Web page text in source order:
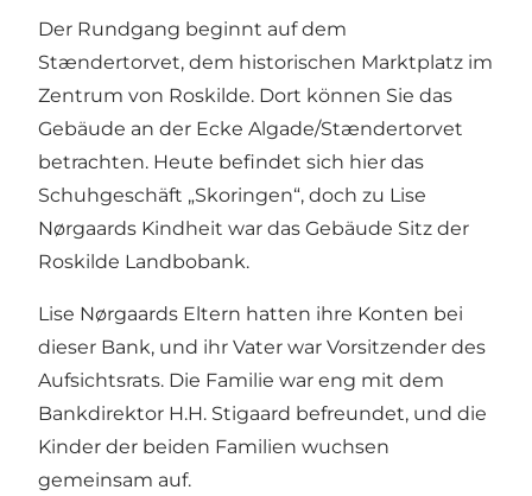
Der Rundgang beginnt auf dem
Stændertorvet, dem historischen Marktplatz im
Zentrum von Roskilde. Dort können Sie das
Gebäude an der Ecke Algade/Stændertorvet
betrachten. Heute befindet sich hier das
Schuhgeschäft „Skoringen“, doch zu Lise
Nørgaards Kindheit war das Gebäude Sitz der
Roskilde Landbobank.
Lise Nørgaards Eltern hatten ihre Konten bei
dieser Bank, und ihr Vater war Vorsitzender des
Aufsichtsrats. Die Familie war eng mit dem
Bankdirektor H.H. Stigaard befreundet, und die
Kinder der beiden Familien wuchsen
gemeinsam auf.